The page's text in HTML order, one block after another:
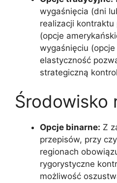
wygaśnięcia (dni
realizacji
(opcje
wygaśnięciu
elastyczność
strategiczną
Środowisko
Opcje binarne: Z
przepisów, przy
regionach
rygorystyczne
możliwość